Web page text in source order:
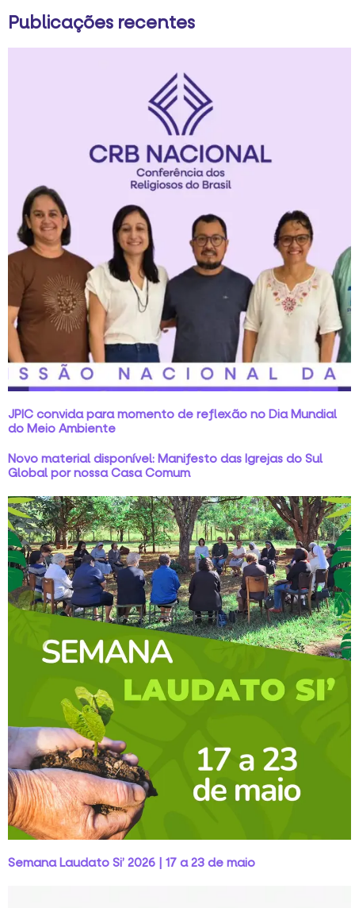
Publicações recentes
JPIC convida para momento de reflexão no Dia Mundial
do Meio Ambiente
Novo material disponível: Manifesto das Igrejas do Sul
Global por nossa Casa Comum
Semana Laudato Si’ 2026 | 17 a 23 de maio